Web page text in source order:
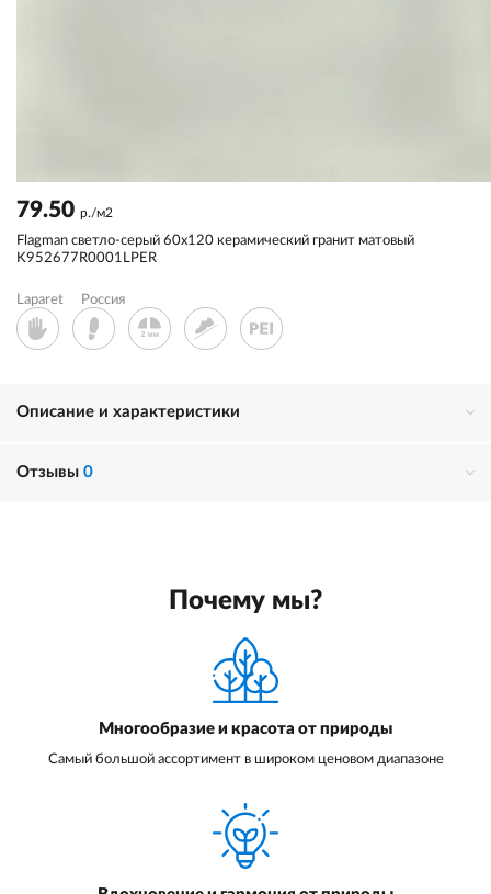
79.50 р./м2
Flagman светло-серый 60x120 керамический гранит матовый
K952677R0001LPER
Laparet Россия
Описание и характеристики
Отзывы 0
Почему мы?
Многообразие и красота от природы
Самый большой ассортимент в широком ценовом диапазоне